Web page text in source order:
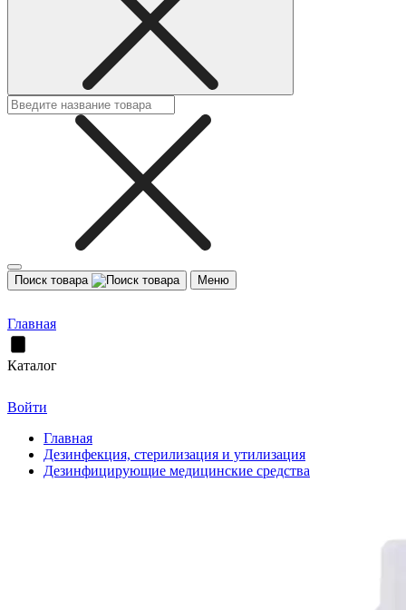
Поиск товара Меню
Главная
Каталог
Войти
Главная
Дезинфекция, стерилизация и утилизация
Дезинфицирующие медицинские средства